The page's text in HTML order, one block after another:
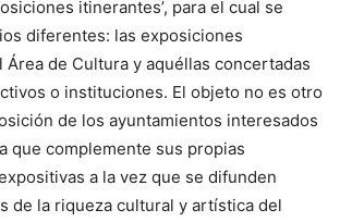
itinerantes’, para el cual se
diferentes: las exposiciones
Área de Cultura y aquéllas concertadas
o instituciones. El objeto no es otro
de los ayuntamientos interesados
que complemente sus propias
a la vez que se difunden
de la riqueza cultural y artística del